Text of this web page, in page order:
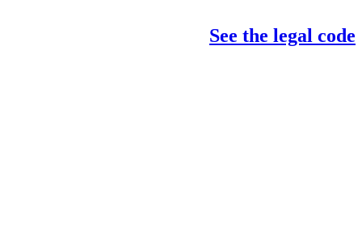
See the legal code